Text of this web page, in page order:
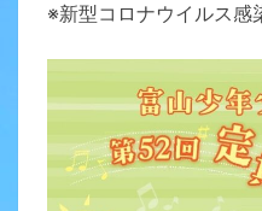
※新型コロナウイルス感